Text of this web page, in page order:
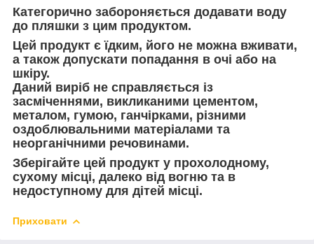
Категорично забороняється додавати воду
до пляшки з цим продуктом.
Цей продукт є їдким, його не можна вживати,
а також допускати попадання в очі або на
шкіру.
Даний виріб не справляється із
засміченнями, викликаними цементом,
металом, гумою, ганчірками, різними
оздоблювальними матеріалами та
неорганічними речовинами.
Зберігайте цей продукт у прохолодному,
сухому місці, далеко від вогню та в
недоступному для дітей місці.
Приховати